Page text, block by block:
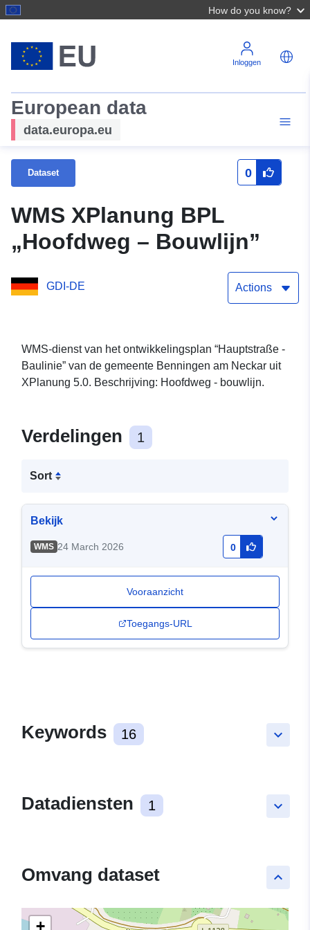
How do you know?
Inloggen
European data
data.europa.eu
Dataset 0
WMS XPlanung BPL
„Hoofdweg – Bouwlijn”
GDI-DE Actions
WMS-dienst van het ontwikkelingsplan “Hauptstraße -
Baulinie” van de gemeente Benningen am Neckar uit
XPlanung 5.0. Beschrijving: Hoofdweg - bouwlijn.
Verdelingen 1
Sort
Bekijk
WMS 24 March 2026 0
Vooraanzicht
Toegangs-URL
keyboard_arrow_down
Keywords 16
keyboard_arrow_down
Datadiensten 1
keyboard_arrow_up
Omvang dataset
+